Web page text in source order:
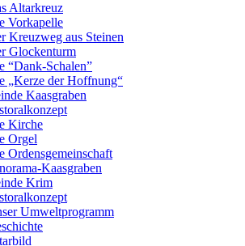
Altarkreuz
Vorkapelle
Kreuzweg aus Steinen
Glockenturm
“Dank-Schalen”
„Kerze der Hoffnung“
Kaasgraben
Kirche
Orgel
Ordensgemeinschaft
Kaasgraben
Krim
Umweltprogramm